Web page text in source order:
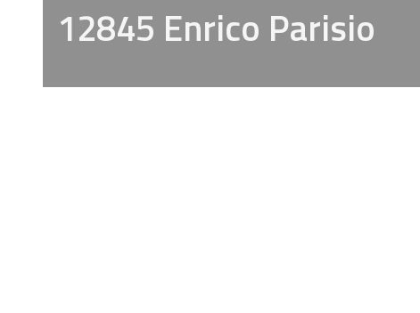
12845 Enrico Parisio